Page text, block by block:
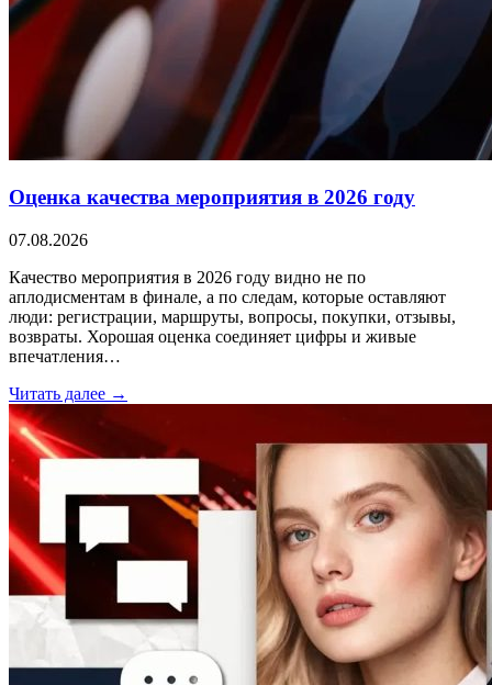
Оценка качества мероприятия в 2026 году
07.08.2026
Качество мероприятия в 2026 году видно не по
аплодисментам в финале, а по следам, которые оставляют
люди: регистрации, маршруты, вопросы, покупки, отзывы,
возвраты. Хорошая оценка соединяет цифры и живые
впечатления…
Читать далее →